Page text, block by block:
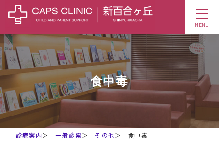
MENU
食中毒
診療案内＞ 一般診察＞ その他＞ 食中毒